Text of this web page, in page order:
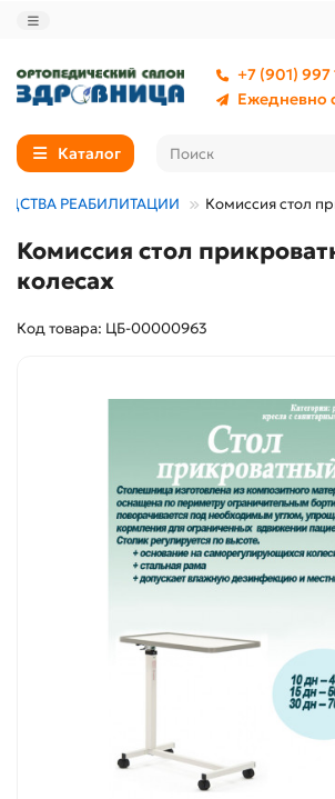
+7 (901) 997
Ежедневно
Каталог
РЕАБИЛИТАЦИИ Комиссия стол
Комиссия стол
колесах
Код товара: ЦБ-00000963